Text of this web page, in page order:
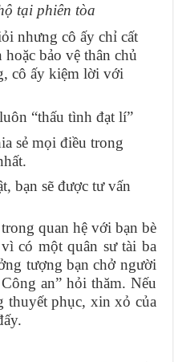
tại phiên tòa
nhưng cô ấy chỉ cất
bảo vệ thân chủ
cô ấy kiệm lời với
“thấu tình đạt lí”
sẻ mọi điều trong
bạn sẽ được tư vấn
quan hệ với bạn bè
có một quân sư tài ba
tượng bạn chở người
an” hỏi thăm. Nếu
thuyết phục, xin xỏ của